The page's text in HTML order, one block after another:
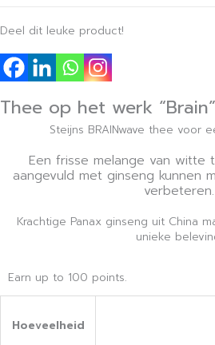
Deel dit leuke product!
Thee op het werk “Brain”
Steijns BRAINwave thee voor
Een frisse melange van witte
aangevuld met ginseng kunnen
verbeteren.
Krachtige Panax ginseng uit China
unieke
Earn up to 100 points.
Hoeveelheid